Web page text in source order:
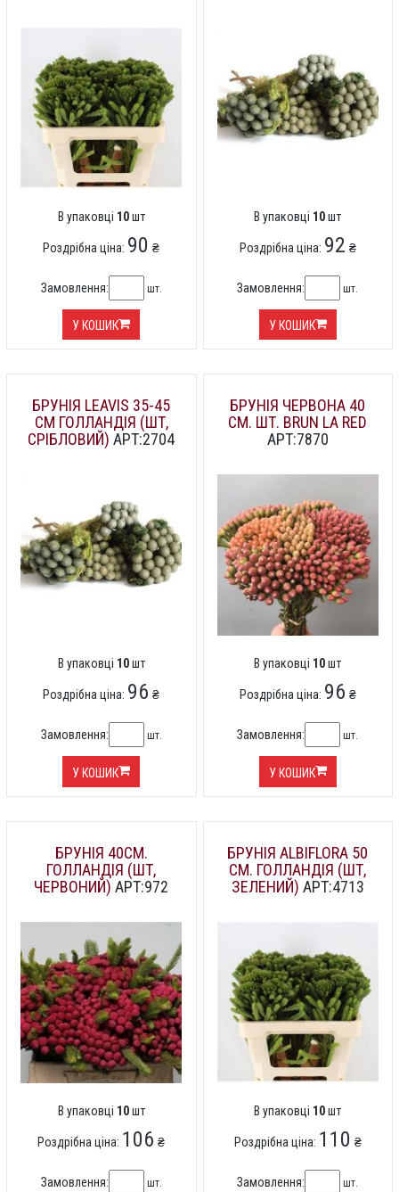
В упаковці 10шт
Роздрібна ціна: 90 ₴
Замовлення: шт.
У КОШИК
В упаковці 10шт
Роздрібна ціна: 92 ₴
Замовлення: шт.
У КОШИК
БРУНІЯ LEAVIS 35-45
СМ ГОЛЛАНДІЯ (ШТ,
СРІБЛОВИЙ) АРТ:2704
В упаковці 10шт
Роздрібна ціна: 96 ₴
Замовлення: шт.
У КОШИК
БРУНІЯ ЧЕРВОНА 40
СМ. ШТ. BRUN LA RED
АРТ:7870
В упаковці 10шт
Роздрібна ціна: 96 ₴
Замовлення: шт.
У КОШИК
БРУНІЯ 40СМ.
ГОЛЛАНДІЯ (ШТ,
ЧЕРВОНИЙ) АРТ:972
В упаковці 10шт
Роздрібна ціна: 106 ₴
Замовлення: шт.
БРУНІЯ ALBIFLORA 50
СМ. ГОЛЛАНДІЯ (ШТ,
ЗЕЛЕНИЙ) АРТ:4713
В упаковці 10шт
Роздрібна ціна: 110 ₴
Замовлення: шт.